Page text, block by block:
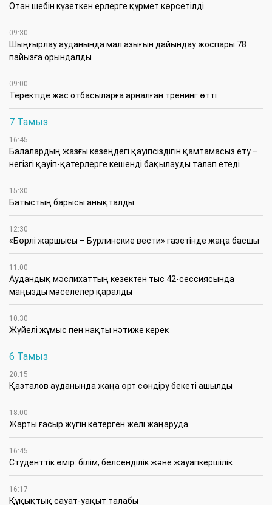
Отан шебін күзеткен ерлерге құрмет көрсетілді
09:30
​Шыңғырлау ауданында мал азығын дайындау жоспары 78
пайызға орындалды
09:00
​Теректіде жас отбасыларға арналған тренинг өтті
7 Тамыз
16:45
Балалардың жазғы кезеңдегі қауіпсіздігін қамтамасыз ету –
негізгі қауіп-қатерлерге кешенді бақылауды талап етеді
15:30
Батыстың барысы анықталды
12:30
«Бөрлі жаршысы – Бурлинские вести» газетінде жаңа басшы
11:00
Аудандық мәслихаттың кезектен тыс 42-сессиясында
маңызды мәселелер қаралды
10:30
Жүйелі жұмыс пен нақты нәтиже керек
6 Тамыз
20:15
Қазталов ауданында жаңа өрт сөндіру бекеті ашылды
18:00
Жарты ғасыр жүгін көтерген желі жаңаруда
16:45
Студенттік өмір: білім, белсенділік және жауапкершілік
16:17
Құқықтық сауат-уақыт талабы